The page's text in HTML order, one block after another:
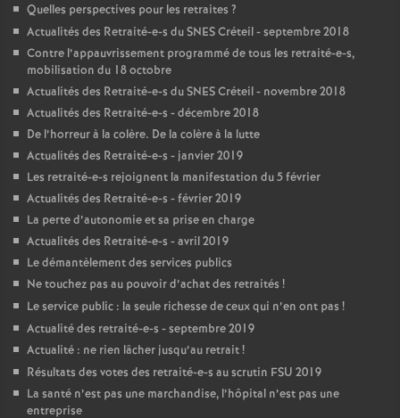
Quelles perspectives pour les retraites ?
Actualités des Retraité-e-s duSNESCréteil - septembre 2018
Contre l’appauvrissement programmé de tous les retraité-e-s,
mobilisation du 18 octobre
Actualités des Retraité-e-s duSNESCréteil - novembre 2018
Actualités des Retraité-e-s - décembre 2018
De l’horreur à la colère. De la colère à la lutte
Actualités des Retraité-e-s - janvier 2019
Les retraité-e-s rejoignent la manifestation du 5 février
Actualités des Retraité-e-s - février 2019
La perte d’autonomie et sa prise en charge
Actualités des Retraité-e-s - avril 2019
Le démantèlement des services publics
Ne touchez pas au pouvoir d’achat des retraités !
Le service public : la seule richesse de ceux qui n’en ont pas !
Actualité des retraité-e-s - septembre 2019
Actualité : ne rien lâcher jusqu’au retrait!
Résultats des votes des retraité-e-s au scrutin FSU 2019
La santé n’est pas une marchandise, l’hôpital n’est pas une
entreprise